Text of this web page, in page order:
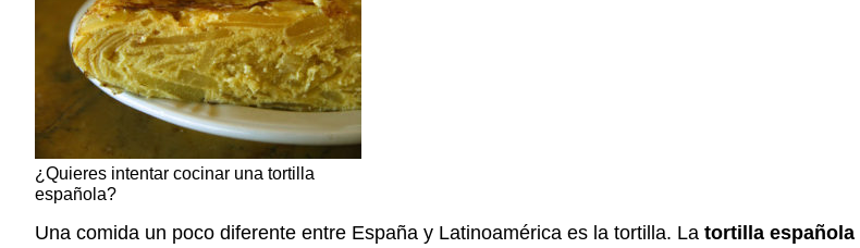
¿Quieres intentar cocinar una tortilla
española?
Una comida un poco diferente entre España y Latinoamérica es la tortilla. La tortilla española